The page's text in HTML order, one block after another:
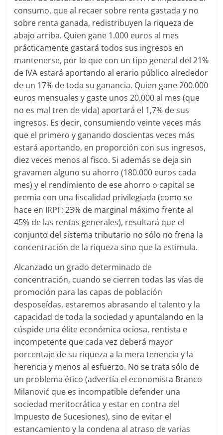
consumo, que al recaer sobre renta gastada y no
sobre renta ganada, redistribuyen la riqueza de
abajo arriba. Quien gane 1.000 euros al mes
prácticamente gastará todos sus ingresos en
mantenerse, por lo que con un tipo general del 21%
de IVA estará aportando al erario público alrededor
de un 17% de toda su ganancia. Quien gane 200.000
euros mensuales y gaste unos 20.000 al mes (que
no es mal tren de vida) aportará el 1,7% de sus
ingresos. Es decir, consumiendo veinte veces más
que el primero y ganando doscientas veces más
estará aportando, en proporción con sus ingresos,
diez veces menos al fisco. Si además se deja sin
gravamen alguno su ahorro (180.000 euros cada
mes) y el rendimiento de ese ahorro o capital se
premia con una fiscalidad privilegiada (como se
hace en IRPF: 23% de marginal máximo frente al
45% de las rentas generales), resultará que el
conjunto del sistema tributario no sólo no frena la
concentración de la riqueza sino que la estimula.
Alcanzado un grado determinado de
concentración, cuando se cierren todas las vías de
promoción para las capas de población
desposeídas, estaremos abrasando el talento y la
capacidad de toda la sociedad y apuntalando en la
cúspide una élite económica ociosa, rentista e
incompetente que cada vez deberá mayor
porcentaje de su riqueza a la mera tenencia y la
herencia y menos al esfuerzo. No se trata sólo de
un problema ético (advertía el economista Branco
Milanović que es incompatible defender una
sociedad meritocrática y estar en contra del
Impuesto de Sucesiones), sino de evitar el
estancamiento y la condena al atraso de varias